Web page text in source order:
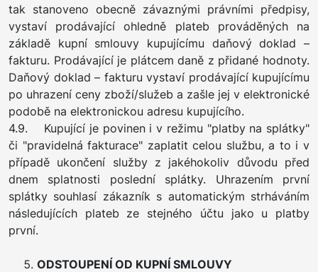
tak stanoveno obecně závaznými právními předpisy,
vystaví prodávající ohledně plateb prováděných na
základě kupní smlouvy kupujícímu daňový doklad –
fakturu. Prodávající je plátcem daně z přidané hodnoty.
Daňový doklad – fakturu vystaví prodávající kupujícímu
po uhrazení ceny zboží/služeb a zašle jej v elektronické
podobě na elektronickou adresu kupujícího.
4.9. Kupující je povinen i v režimu "platby na splátky"
či "pravidelná fakturace" zaplatit celou službu, a to i v
případě ukončení služby z jakéhokoliv důvodu před
dnem splatnosti poslední splátky. Uhrazením první
splátky souhlasí zákazník s automatickým strháváním
následujících plateb ze stejného účtu jako u platby
první.
ODSTOUPENÍ OD KUPNÍ SMLOUVY